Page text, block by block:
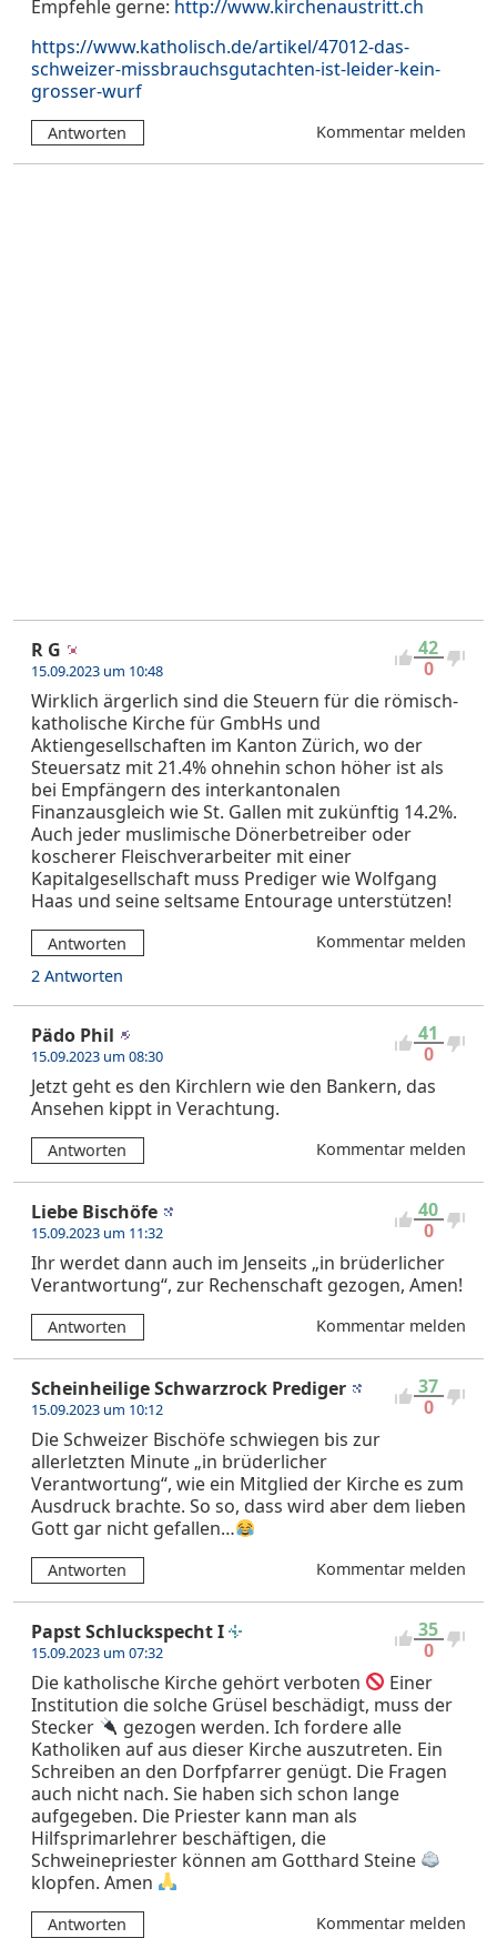
Empfehle gerne: http://www.kirchenaustritt.ch
https://www.katholisch.de/artikel/47012-das-
schweizer-missbrauchsgutachten-ist-leider-kein-
grosser-wurf
Antworten Kommentar melden
42
0
R G
15.09.2023 um 10:48
Wirklich ärgerlich sind die Steuern für die römisch-
katholische Kirche für GmbHs und
Aktiengesellschaften im Kanton Zürich, wo der
Steuersatz mit 21.4% ohnehin schon höher ist als
bei Empfängern des interkantonalen
Finanzausgleich wie St. Gallen mit zukünftig 14.2%.
Auch jeder muslimische Dönerbetreiber oder
koscherer Fleischverarbeiter mit einer
Kapitalgesellschaft muss Prediger wie Wolfgang
Haas und seine seltsame Entourage unterstützen!
Antworten
Kommentar melden
2 Antworten
41
0
Pädo Phil
15.09.2023 um 08:30
Jetzt geht es den Kirchlern wie den Bankern, das
Ansehen kippt in Verachtung.
Antworten Kommentar melden
40
0
Liebe Bischöfe
15.09.2023 um 11:32
Ihr werdet dann auch im Jenseits „in brüderlicher
Verantwortung“, zur Rechenschaft gezogen, Amen!
Antworten Kommentar melden
37
0
Scheinheilige Schwarzrock Prediger
15.09.2023 um 10:12
Die Schweizer Bischöfe schwiegen bis zur
allerletzten Minute „in brüderlicher
Verantwortung“, wie ein Mitglied der Kirche es zum
Ausdruck brachte. So so, dass wird aber dem lieben
Gott gar nicht gefallen…
Antworten Kommentar melden
35
0
Papst Schluckspecht I
15.09.2023 um 07:32
Die katholische Kirche gehört verboten
Einer
Institution die solche Grüsel beschädigt, muss der
Stecker
gezogen werden. Ich fordere alle
Katholiken auf aus dieser Kirche auszutreten. Ein
Schreiben an den Dorfpfarrer genügt. Die Fragen
auch nicht nach. Sie haben sich schon lange
aufgegeben. Die Priester kann man als
Hilfsprimarlehrer beschäftigen, die
Schweinepriester können am Gotthard Steine
klopfen. Amen
Antworten
Kommentar melden